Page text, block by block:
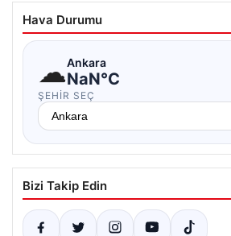
Hava Durumu
☁Ankara
NaN°C
ŞEHIR SEÇ
Bizi Takip Edin